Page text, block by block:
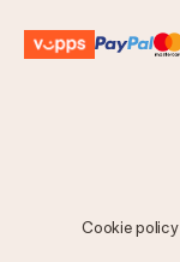
Cookie policy